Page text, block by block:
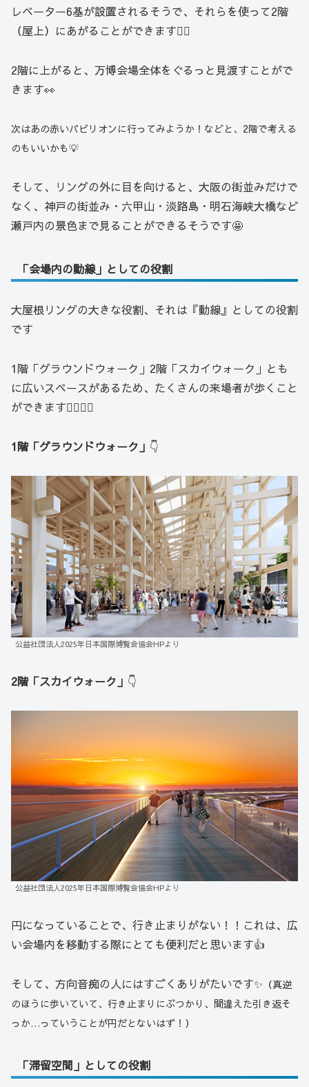
レベーター6基が設置されるそうで、それらを使って2階
（屋上）にあがることができます🧗‍♂️
2階に上がると、万博会場全体をぐるっと見渡すことがで
きます👀
次はあの赤いパビリオンに行ってみようか！などと、2階で考える
のもいいかも💡
そして、リングの外に目を向けると、大阪の街並みだけで
なく、神戸の街並み・六甲山・淡路島・明石海峡大橋など
瀬戸内の景色まで見ることができるそうです🤩
「会場内の動線」としての役割
大屋根リングの大きな役割、それは『動線』としての役割
です
1階「グラウンドウォーク」2階「スカイウォーク」とも
に広いスペースがあるため、たくさんの来場者が歩くこと
ができます🚶‍♂️🚶‍♀️
1階「グラウンドウォーク」 👇
公益社団法人2025年日本国際博覧会協会HPより
2階「スカイウォーク」 👇
公益社団法人2025年日本国際博覧会協会HPより
円になっていることで、行き止まりがない！！これは、広
い会場内を移動する際にとても便利だと思います👍
そして、方向音痴の人にはすごくありがたいです✨ （真逆
のほうに歩いていて、行き止まりにぶつかり、間違えた引き返そ
っか…っていうことが円だとないはず！）
「滞留空間」としての役割